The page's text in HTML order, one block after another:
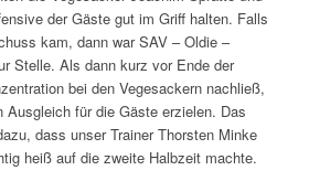
der Gäste gut im Griff halten. Falls
kam, dann war SAV – Oldie –
Stelle. Als dann kurz vor Ende der
bei den Vegesackern nachließ,
für die Gäste erzielen. Das
dass unser Trainer Thorsten Minke
heiß auf die zweite Halbzeit machte.